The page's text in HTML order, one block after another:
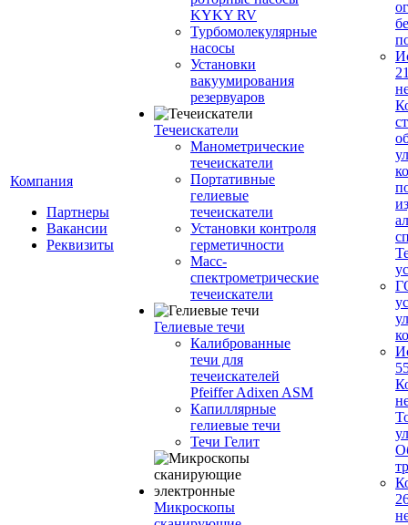
Компания
Партнеры
Вакансии
Реквизиты
KYKY RV
Турбомолекулярные
насосы
Установки
вакуумирования
резервуаров
Течеискатели
Манометрические
течеискатели
Портативные
гелиевые
течеискатели
Установки контроля
герметичности
Масс-
спектрометрические
течеискатели
Гелиевые течи
Калиброванные
течи для
течеискателей
Pfeiffer Adixen ASM
Капиллярные
гелиевые течи
Течи Гелит
Микроскопы